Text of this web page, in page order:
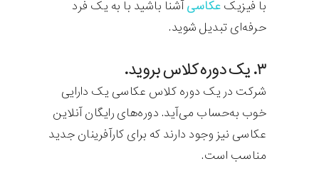
با فیزیک عکاسیآشنا باشید با به یک فرد
حرفه‌ای تبدیل شوید.
۳. یک دوره کلاس بروید.
شرکت در یک دوره کلاس عکاسی یک دارایی
خوب به‌حساب می‌آید. دوره‌های رایگان آنلاین
عکاسی نیز وجود دارند که برای کارآفرینان جدید
مناسب است.